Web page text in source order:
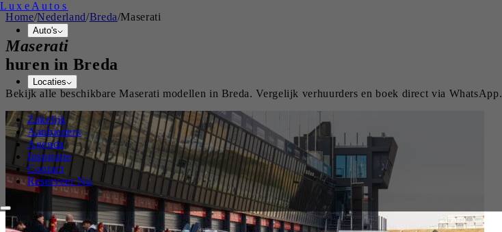
Luxe Autos
Auto's
Locaties
Zakelijk
Aanbieders
Agenda
Inspiratie
Contact
Reserveer Nu
Home/Nederland/Breda/Maserati
Maserati
huren in Breda
Bekijk alle beschikbareMaserati modellen in Breda. Vergelijk verhuurders en boek direct via WhatsApp.